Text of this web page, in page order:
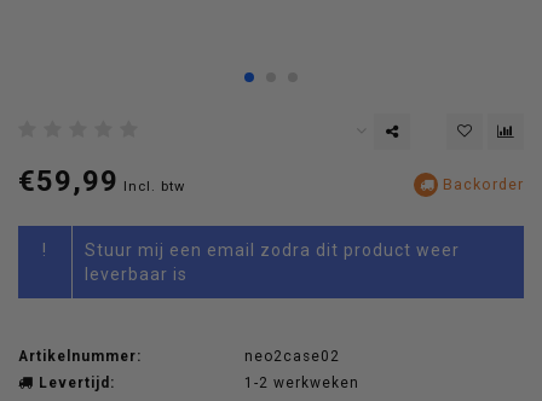
€59,99 Incl. btw Backorder
!
Stuur mij een email zodra dit product weer
leverbaar is
Artikelnummer:
neo2case02
Levertijd:
1-2 werkweken